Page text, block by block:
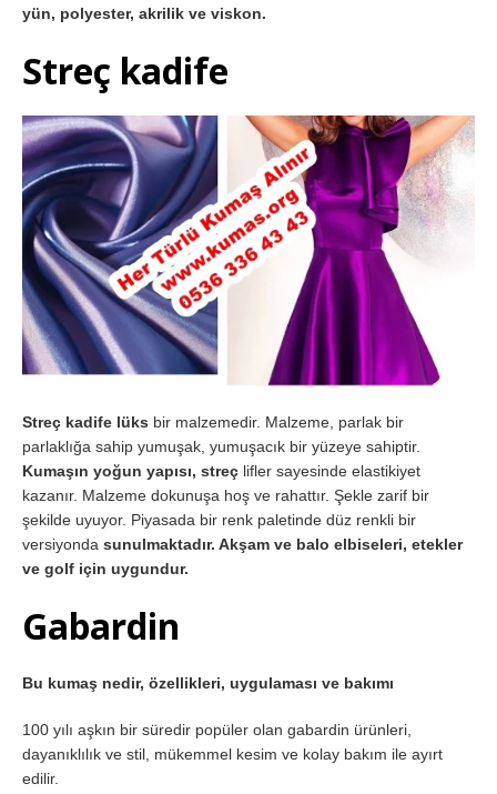
yün, polyester, akrilik ve viskon.
Streç kadife
Streç kadife lüks bir malzemedir. Malzeme, parlak bir
parlaklığa sahip yumuşak, yumuşacık bir yüzeye sahiptir.
Kumaşın yoğun yapısı, streç lifler sayesinde elastikiyet
kazanır. Malzeme dokunuşa hoş ve rahattır. Şekle zarif bir
şekilde uyuyor. Piyasada bir renk paletinde düz renkli bir
versiyonda sunulmaktadır. Akşam ve balo elbiseleri, etekler
ve golf için uygundur.
Gabardin
Bu kumaş nedir, özellikleri, uygulaması ve bakımı
100 yılı aşkın bir süredir popüler olan gabardin ürünleri,
dayanıklılık ve stil, mükemmel kesim ve kolay bakım ile ayırt
edilir.